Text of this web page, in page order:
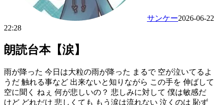
サンケー2026-06-22
22:28
朗読台本【涙】
雨が降った 今日は大粒の雨が降った まるで 空が泣いてるよ
うだ 触れる事など 出来ないと知りながら この手を 伸ばして
空に聞く ねぇ 何が悲しいの？ 悲しみに対して 僕は敏感だ
けど どれだけ 悲しくても もう涙は流れない 泣くのは 恥ず